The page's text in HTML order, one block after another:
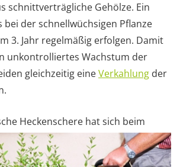
schnittverträgliche Gehölze. Ein
bei der schnellwüchsigen Pflanze
3. Jahr regelmäßig erfolgen. Damit
unkontrolliertes Wachstum der
gleichzeitig eineVerkahlung der
Heckenschere hat sich beim